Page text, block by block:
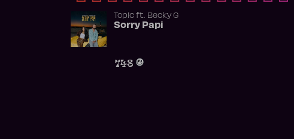
Topicft. Becky G
Sorry Papi
748